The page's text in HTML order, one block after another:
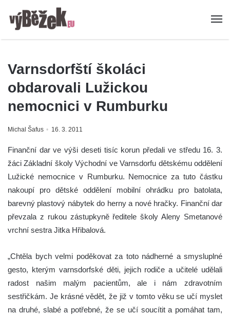
Varnsdorfští školáci
obdarovali Lužickou
nemocnici v Rumburku
Michal Šafus 16. 3. 2011
Finanční dar ve výši deseti tisíc korun předali ve středu 16. 3.
žáci Základní školy Východní ve Varnsdorfu dětskému oddělení
Lužické nemocnice v Rumburku. Nemocnice za tuto částku
nakoupí pro dětské oddělení mobilní ohrádku pro batolata,
barevný plastový nábytek do herny a nové hračky. Finanční dar
převzala z rukou zástupkyně ředitele školy Aleny Smetanové
vrchní sestra Jitka Hřibalová.
„Chtěla bych velmi poděkovat za toto nádherné a smysluplné
gesto, kterým varnsdorfské děti, jejich rodiče a učitelé udělali
radost našim malým pacientům, ale i nám zdravotním
sestřičkám. Je krásné vědět, že již v tomto věku se učí myslet
na druhé, slabé a potřebné, že se učí soucítit a pomáhat tam,